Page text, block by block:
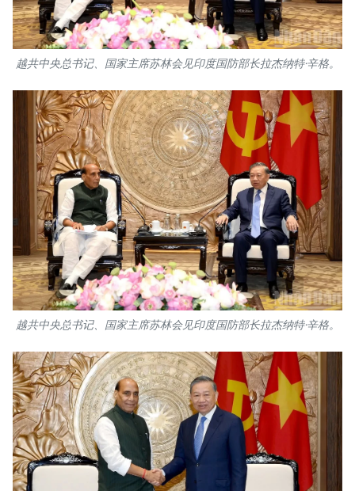
FRANÇAIS
РУССКИЙ
ESPAÑOL
越共中央总书记、国家主席苏林会见印度国防部长拉杰纳特·辛格。
越共中央总书记、国家主席苏林会见印度国防部长拉杰纳特·辛格。